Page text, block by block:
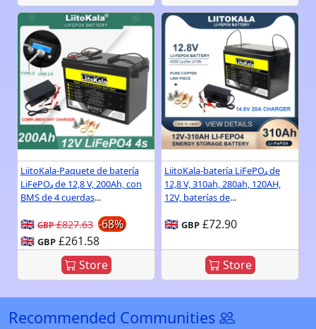
LiitoKala-Paquete de batería
LiFePO₄ de 12,8 V, 200Ah, con
BMS de 4 cuerdas...
🇬🇧 GBP£827.63 -68%
🇬🇧 GBP £261.58
Store
LiitoKala-batería LiFePO₄ de
12,8 V, 310ah, 280ah, 120AH,
12V, baterías de...
🇬🇧 GBP £72.90
Store
Recommended Communities